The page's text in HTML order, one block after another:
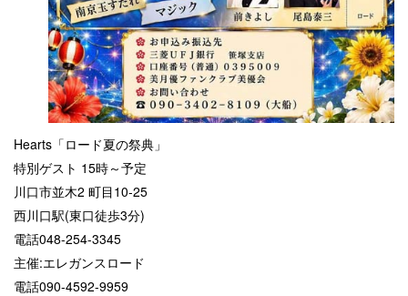
Hearts「ロード夏の祭典」
特別ゲスト 15時～予定
川口市並木2 町目10-25
西川口駅(東口徒歩3分)
電話048-254-3345
主催:エレガンスロード
電話090-4592-9959